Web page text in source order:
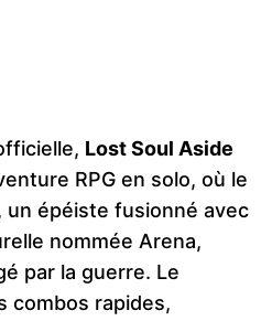
Lost Soul Aside
RPG en solo, où le
un épéiste fusionné avec
nommée Arena,
par la guerre. Le
combos rapides,